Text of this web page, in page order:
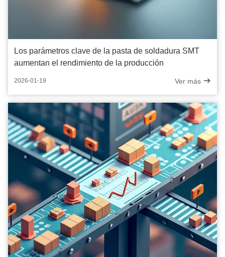
Los parámetros clave de la pasta de soldadura SMT
aumentan el rendimiento de la producción
2026-01-19 Ver más